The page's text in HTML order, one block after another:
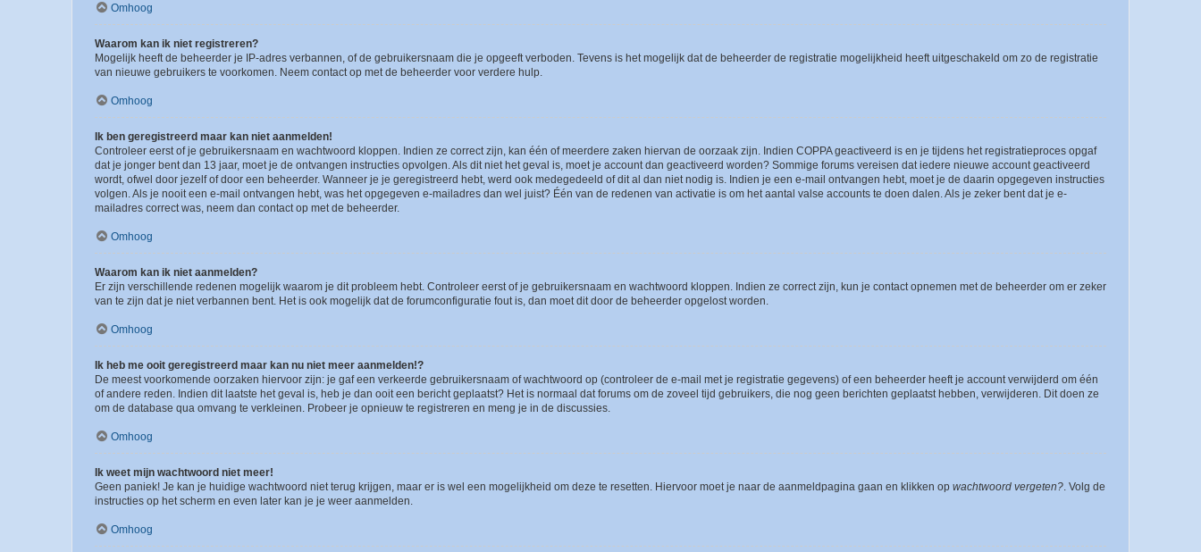
Omhoog
Waarom kan ik niet registreren?
Mogelijk heeft de beheerder je IP-adres verbannen, of de gebruikersnaam die je opgeeft verboden. Tevens is het mogelijk dat de beheerder de registratie mogelijkheid heeft uitgeschakeld om zo de registratie
van nieuwe gebruikers te voorkomen. Neem contact op met de beheerder voor verdere hulp.
Omhoog
Ik ben geregistreerd maar kan niet aanmelden!
Controleer eerst of je gebruikersnaam en wachtwoord kloppen. Indien ze correct zijn, kan één of meerdere zaken hiervan de oorzaak zijn. Indien COPPA geactiveerd is en je tijdens het registratieproces opgaf
dat je jonger bent dan 13 jaar, moet je de ontvangen instructies opvolgen. Als dit niet het geval is, moet je account dan geactiveerd worden? Sommige forums vereisen dat iedere nieuwe account geactiveerd
wordt, ofwel door jezelf of door een beheerder. Wanneer je je geregistreerd hebt, werd ook medegedeeld of dit al dan niet nodig is. Indien je een e-mail ontvangen hebt, moet je de daarin opgegeven instructies
volgen. Als je nooit een e-mail ontvangen hebt, was het opgegeven e-mailadres dan wel juist? Één van de redenen van activatie is om het aantal valse accounts te doen dalen. Als je zeker bent dat je e-
mailadres correct was, neem dan contact op met de beheerder.
Omhoog
Waarom kan ik niet aanmelden?
Er zijn verschillende redenen mogelijk waarom je dit probleem hebt. Controleer eerst of je gebruikersnaam en wachtwoord kloppen. Indien ze correct zijn, kun je contact opnemen met de beheerder om er zeker
van te zijn dat je niet verbannen bent. Het is ook mogelijk dat de forumconfiguratie fout is, dan moet dit door de beheerder opgelost worden.
Omhoog
Ik heb me ooit geregistreerd maar kan nu niet meer aanmelden!?
De meest voorkomende oorzaken hiervoor zijn: je gaf een verkeerde gebruikersnaam of wachtwoord op (controleer de e-mail met je registratie gegevens) of een beheerder heeft je account verwijderd om één
of andere reden. Indien dit laatste het geval is, heb je dan ooit een bericht geplaatst? Het is normaal dat forums om de zoveel tijd gebruikers, die nog geen berichten geplaatst hebben, verwijderen. Dit doen ze
om de database qua omvang te verkleinen. Probeer je opnieuw te registreren en meng je in de discussies.
Omhoog
Ik weet mijn wachtwoord niet meer!
Geen paniek! Je kan je huidige wachtwoord niet terug krijgen, maar er is wel een mogelijkheid om deze te resetten. Hiervoor moet je naar de aanmeldpagina gaan en klikken op wachtwoord vergeten? . Volg de
instructies op het scherm en even later kan je je weer aanmelden.
Omhoog